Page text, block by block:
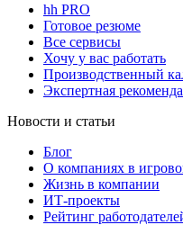
hh PRO
Готовое резюме
Все сервисы
Хочу у вас работать
Производственный
Экспертная
Новости и статьи
Блог
О компаниях в
Жизнь в компании
ИТ-проекты
Рейтинг